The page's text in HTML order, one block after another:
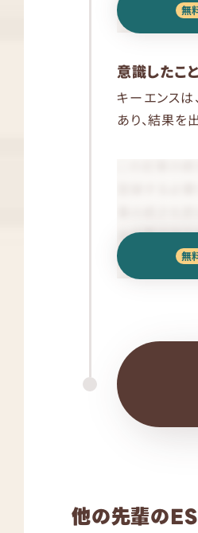
意識したこ
キーエンス
あり、結果を
他の先輩の